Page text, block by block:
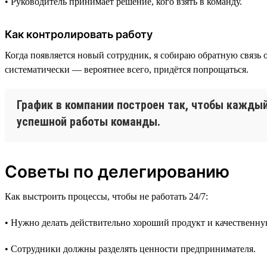
Как контролировать работу
Когда появляется новый сотрудник, я собираю обратную
систематически — вероятнее всего, придётся попрощаться.
График в компании построен так, чтобы
успешной работы команды.
Советы по делегированию
Как выстроить процессы, чтобы не работать 24/7:
• Нужно делать действительно хороший продукт и
• Сотрудники должны разделять ценности предпринимателя.